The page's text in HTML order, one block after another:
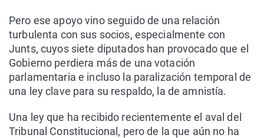
Pero ese apoyo vino seguido de una relación
turbulenta con sus socios, especialmente con
Junts, cuyos siete diputados han provocado que el
Gobierno perdiera más de una votación
parlamentaria e incluso la paralización temporal de
una ley clave para su respaldo, la de amnistía.
Una ley que ha recibido recientemente el aval del
Tribunal Constitucional, pero de la que aún no ha